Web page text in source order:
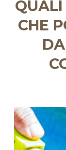
QUALI
CHE